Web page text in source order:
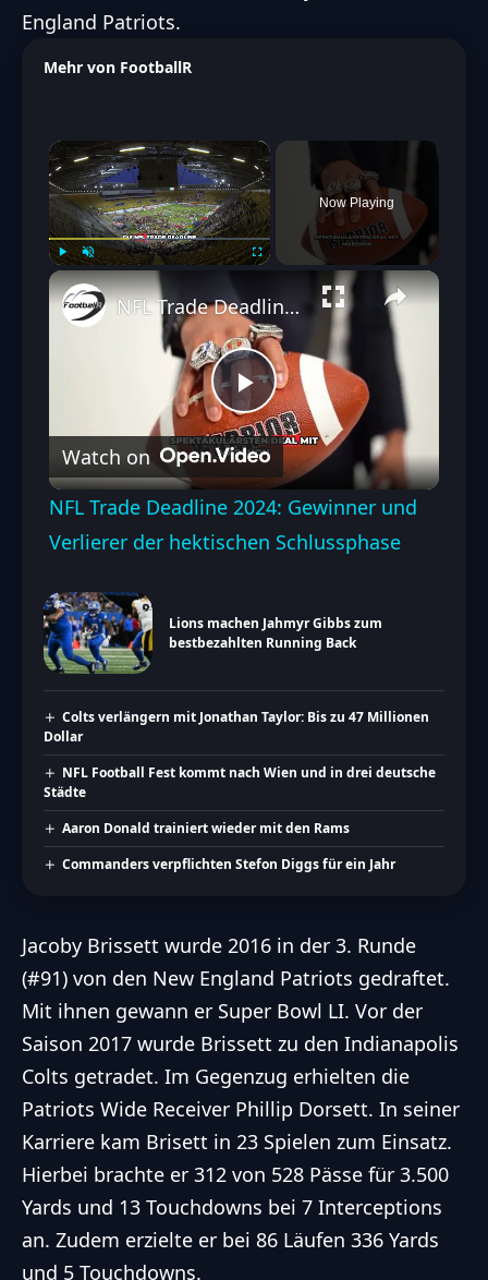
England Patriots.
Mehr von FootballR
×
Play Unmute
Now Playing
Play
Video
NFL Trade Deadline 2024: Gewinner und Verlierer der hektischen Schlussphase
Watch on
NFL Trade Deadline 2024: Gewinner und
Verlierer der hektischen Schlussphase
Lions machen Jahmyr Gibbs zum
bestbezahlten Running Back
Colts verlängern mit Jonathan Taylor: Bis zu 47 Millionen
Dollar
NFL Football Fest kommt nach Wien und in drei deutsche
Städte
Aaron Donald trainiert wieder mit den Rams
Commanders verpflichten Stefon Diggs für ein Jahr
Jacoby Brissett wurde 2016 in der 3. Runde
(#91) von den New England Patriots gedraftet.
Mit ihnen gewann er Super Bowl LI. Vor der
Saison 2017 wurde Brissett zu den Indianapolis
Colts getradet. Im Gegenzug erhielten die
Patriots Wide Receiver Phillip Dorsett. In seiner
Karriere kam Brisett in 23 Spielen zum Einsatz.
Hierbei brachte er 312 von 528 Pässe für 3.500
Yards und 13 Touchdowns bei 7 Interceptions
an. Zudem erzielte er bei 86 Läufen 336 Yards
und 5 Touchdowns.